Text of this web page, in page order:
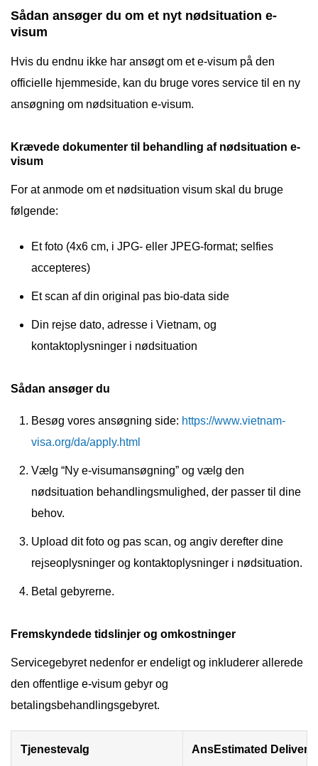
Sådan ansøger du om et nyt nødsituation e-
visum
Hvis du endnu ikke har ansøgt om et e-visum på den
officielle hjemmeside, kan du bruge vores service til en ny
ansøgning om nødsituation e-visum.
Krævede dokumenter til behandling af nødsituation e-
visum
For at anmode om et nødsituation visum skal du bruge
følgende:
Et foto (4x6 cm, i JPG- eller JPEG-format; selfies
accepteres)
Et scan af din original pas bio-data side
Din rejse dato, adresse i Vietnam, og
kontaktoplysninger i nødsituation
Sådan ansøger du
Besøg vores ansøgning side: https://www.vietnam-
visa.org/da/apply.html
Vælg “Ny e-visumansøgning” og vælg den
nødsituation behandlingsmulighed, der passer til dine
behov.
Upload dit foto og pas scan, og angiv derefter dine
rejseoplysninger og kontaktoplysninger i nødsituation.
Betal gebyrerne.
Fremskyndede tidslinjer og omkostninger
Servicegebyret nedenfor er endeligt og inkluderer allerede
den offentlige e-visum gebyr og
betalingsbehandlingsgebyret.
Tjenestevalg AnsEstimated Delivery